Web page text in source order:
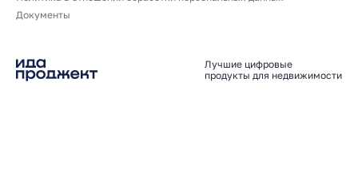
Документы
Лучшие цифровые
продукты для недвижимости